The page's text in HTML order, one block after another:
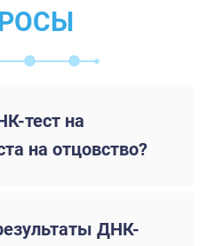
тест на
на отцовство?
ДНК-